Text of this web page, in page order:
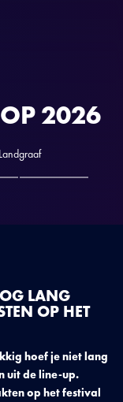
2026
LANG
OP HET
hoef je niet lang
uit de line-up.
op het festival